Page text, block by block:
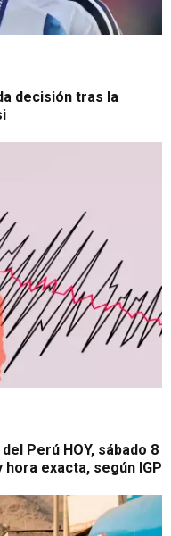
decisión tras la
Perú HOY, sábado 8
exacta, según IGP